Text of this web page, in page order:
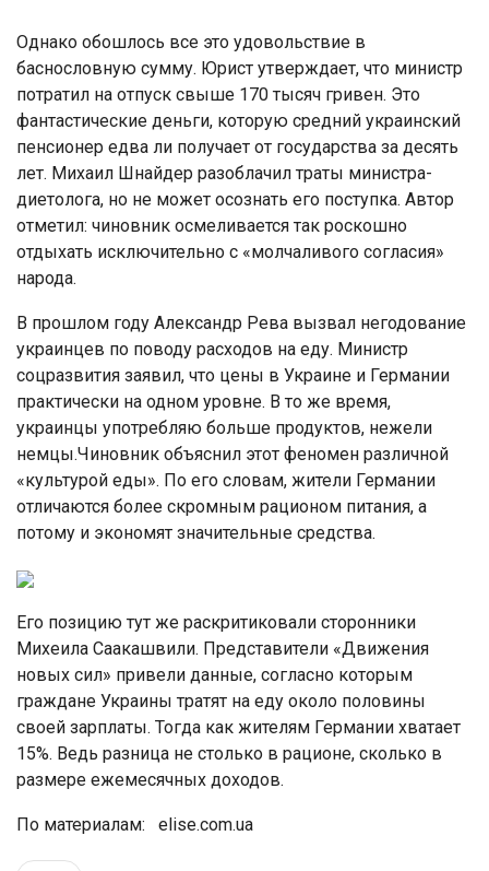
Однако обошлось все это удовольствие в
баснословную сумму. Юрист утверждает, что министр
потратил на отпуск свыше 170 тысяч гривен. Это
фантастические деньги, которую средний украинский
пенсионер едва ли получает от государства за десять
лет. Михаил Шнайдер разоблачил траты министра-
диетолога, но не может осознать его поступка. Автор
отметил: чиновник осмеливается так роскошно
отдыхать исключительно с «молчаливого согласия»
народа.
В прошлом году Александр Рева вызвал негодование
украинцев по поводу расходов на еду. Министр
соцразвития заявил, что цены в Украине и Германии
практически на одном уровне. В то же время,
украинцы употребляю больше продуктов, нежели
немцы.Чиновник объяснил этот феномен различной
«культурой еды». По его словам, жители Германии
отличаются более скромным рационом питания, а
потому и экономят значительные средства.
Его позицию тут же раскритиковали сторонники
Михеила Саакашвили. Представители «Движения
новых сил» привели данные, согласно которым
граждане Украины тратят на еду около половины
своей зарплаты. Тогда как жителям Германии хватает
15%. Ведь разница не столько в рационе, сколько в
размере ежемесячных доходов.
По материалам: elise.com.ua